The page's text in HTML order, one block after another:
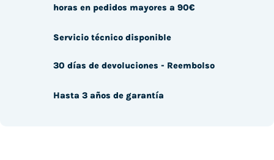
horas en pedidos mayores a 90€
Servicio técnico disponible
30 días de devoluciones - Reembolso
Hasta 3 años de garantía